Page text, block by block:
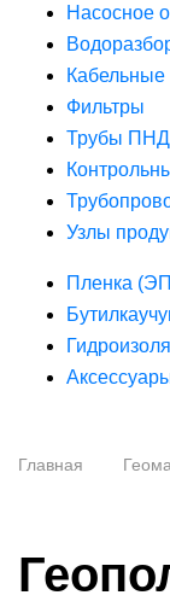
Насосное
Фильтры
Трубы ПНД
Узлы
Пленка
Главная